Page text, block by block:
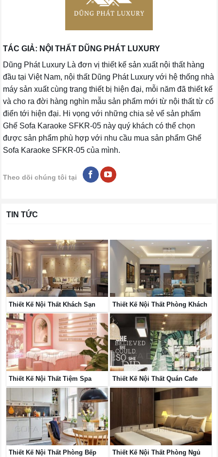
TÁC GIẢ: NỘI THẤT DŨNG PHÁT LUXURY
Dũng Phát Luxury Là đơn vị thiết kế sản xuất nội thất hàng
đầu tại Việt Nam, nội thất Dũng Phát Luxury với hệ thống nhà
máy sản xuất cùng trang thiết bị hiện đại, mỗi năm đã thiết kế
và cho ra đời hàng nghìn mẫu sản phẩm mới từ nội thất từ cổ
điển tới hiện đại. Hi vọng với những chia sẻ vể sản phẩm
Ghế Sofa Karaoke SFKR-05 này quý khách có thể chọn
được sản phẩm phù hợp với nhu cầu mua sản phẩm Ghế
Sofa Karaoke SFKR-05 của mình.
Theo dõi chúng tôi tại
TIN TỨC
Thiết Kế Nội Thất Khách Sạn Thiết Kế Nội Thất Phòng Khách
Thiết Kế Nội Thất Tiệm Spa Thiết Kế Nội Thất Quán Cafe
Thiết Kế Nội Thất Phòng Bếp Thiết Kế Nội Thất Phòng Ngủ